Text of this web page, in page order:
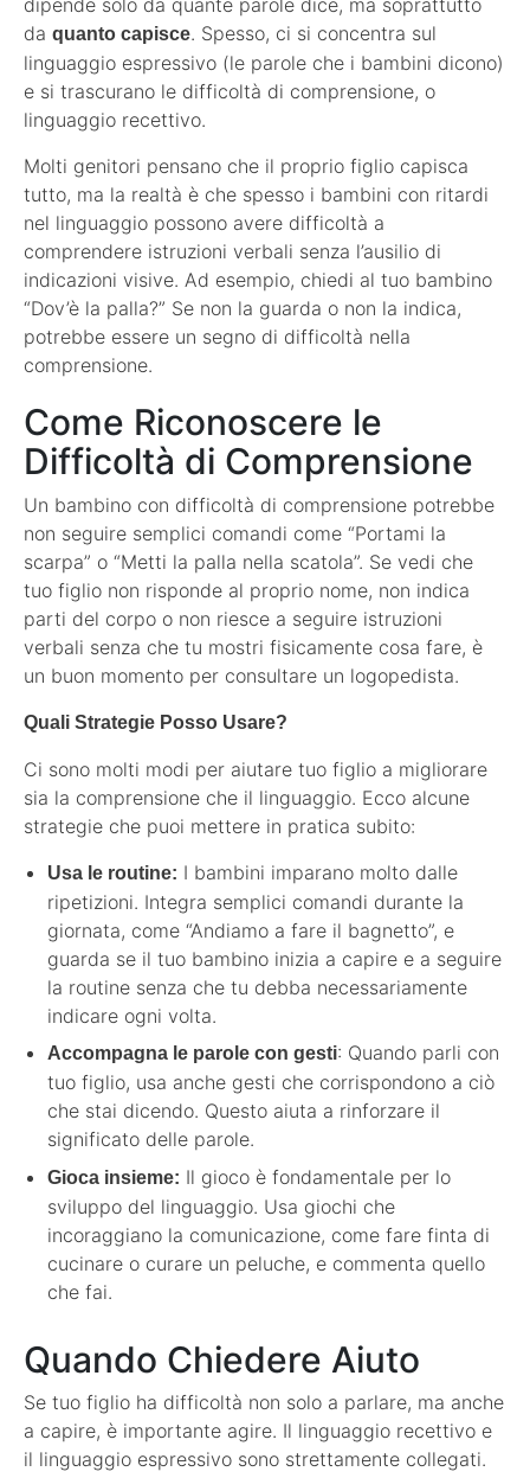
dipende solo da quante parole dice, ma soprattutto
da quanto capisce. Spesso, ci si concentra sul
linguaggio espressivo (le parole che i bambini dicono)
e si trascurano le difficoltà di comprensione, o
linguaggio recettivo.
Molti genitori pensano che il proprio figlio capisca
tutto, ma la realtà è che spesso i bambini con ritardi
nel linguaggio possono avere difficoltà a
comprendere istruzioni verbali senza l’ausilio di
indicazioni visive. Ad esempio, chiedi al tuo bambino
“Dov’è la palla?” Se non la guarda o non la indica,
potrebbe essere un segno di difficoltà nella
comprensione.
Come Riconoscere le
Difficoltà di Comprensione
Un bambino con difficoltà di comprensione potrebbe
non seguire semplici comandi come “Portami la
scarpa” o “Metti la palla nella scatola”. Se vedi che
tuo figlio non risponde al proprio nome, non indica
parti del corpo o non riesce a seguire istruzioni
verbali senza che tu mostri fisicamente cosa fare, è
un buon momento per consultare un logopedista.
Quali Strategie Posso Usare?
Ci sono molti modi per aiutare tuo figlio a migliorare
sia la comprensione che il linguaggio. Ecco alcune
strategie che puoi mettere in pratica subito:
Usa le routine: I bambini imparano molto dalle
ripetizioni. Integra semplici comandi durante la
giornata, come “Andiamo a fare il bagnetto”, e
guarda se il tuo bambino inizia a capire e a seguire
la routine senza che tu debba necessariamente
indicare ogni volta.
Accompagna le parole con gesti: Quando parli con
tuo figlio, usa anche gesti che corrispondono a ciò
che stai dicendo. Questo aiuta a rinforzare il
significato delle parole.
Gioca insieme: Il gioco è fondamentale per lo
sviluppo del linguaggio. Usa giochi che
incoraggiano la comunicazione, come fare finta di
cucinare o curare un peluche, e commenta quello
che fai.
Quando Chiedere Aiuto
Se tuo figlio ha difficoltà non solo a parlare, ma anche
a capire, è importante agire. Il linguaggio recettivo e
il linguaggio espressivo sono strettamente collegati.